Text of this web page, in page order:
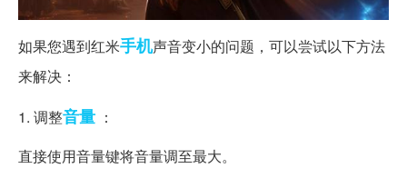
如果您遇到红米手机声音变小的问题，可以尝试以下方法
来解决：
1. 调整音量 ：
直接使用音量键将音量调至最大。